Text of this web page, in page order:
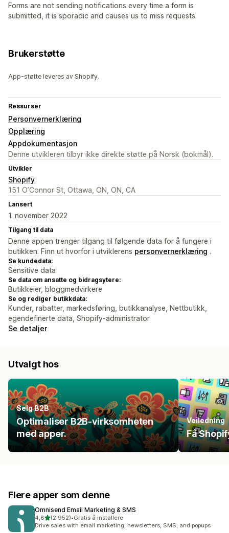
Forms are not sending notifications every time a form is
submitted, it is sporadic and causes us to miss requests.
Brukerstøtte
App-støtte leveres av Shopify.
Ressurser
Personvernerklæring
Opplæring
Appdokumentasjon
Denne utvikleren tilbyr ikke direkte støtte på Norsk (bokmål).
Utvikler
Shopify
151 O’Connor St, Ottawa, ON, ON, CA
Lansert
1. november 2022
Tilgang til data
Denne appen trenger tilgang til følgende data for å fungere i
butikken. Finn ut hvorfor i utviklerens personvernerklæring .
Se kundedata:
Sensitive data
Se data om ansatte og bidragsytere:
Butikkeier, bloggmedvirkere
Se og rediger butikkdata:
Kunder, rabatter, markedsføring, butikkanalyse, Nettbutikk,
egendefinerte data, Shopify-administrator
Se detaljer
Utvalgt hos
Selg B2B
Optimaliser B2B-virksomheten
med apper.
Veiledning
Få
Flere apper som denne
Omnisend Email Marketing & SMS
4,8av 5 stjerner
(2 952)
Totalt 2952 omtaler
•Gratis å installere
Drive sales with email marketing, newsletters, SMS, and popups